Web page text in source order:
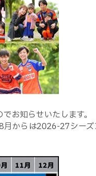
お知らせいたします。
からは2026-27シー